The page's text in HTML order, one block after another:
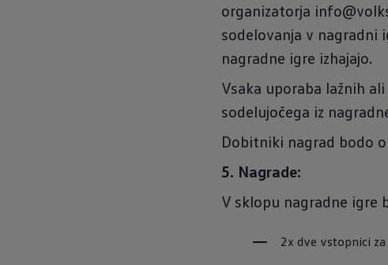
organizatorja
sodelovanja v nagradni
nagradne igre izhajajo.
Vsaka uporaba lažnih
sodelujočega iz
Dobitniki nagrad bodo
5. Nagrade:
V sklopu nagradne igre
2x dve vstopnici